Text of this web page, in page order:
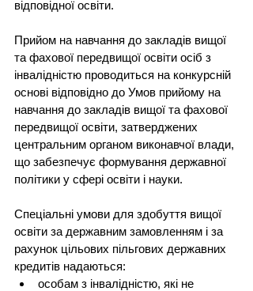
відповідної освіти.
Прийом на навчання до закладів вищої
та фахової передвищої освіти осіб з
інвалідністю проводиться на конкурсній
основі відповідно до Умов прийому на
навчання до закладів вищої та фахової
передвищої освіти, затверджених
центральним органом виконавчої влади,
що забезпечує формування державної
політики у сфері освіти і науки.
Спеціальні умови для здобуття вищої
освіти за державним замовленням і за
рахунок цільових пільгових державних
кредитів надаються:
особам з інвалідністю, які не